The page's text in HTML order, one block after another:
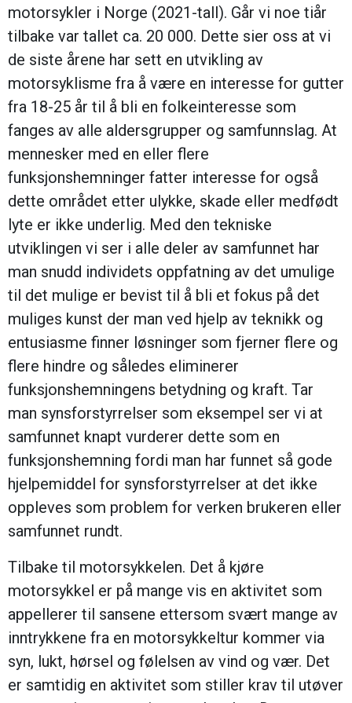
motorsykler i Norge (2021-tall). Går vi noe tiår
tilbake var tallet ca. 20 000. Dette sier oss at vi
de siste årene har sett en utvikling av
motorsyklisme fra å være en interesse for gutter
fra 18-25 år til å bli en folkeinteresse som
fanges av alle aldersgrupper og samfunnslag. At
mennesker med en eller flere
funksjonshemninger fatter interesse for også
dette området etter ulykke, skade eller medfødt
lyte er ikke underlig. Med den tekniske
utviklingen vi ser i alle deler av samfunnet har
man snudd individets oppfatning av det umulige
til det mulige er bevist til å bli et fokus på det
muliges kunst der man ved hjelp av teknikk og
entusiasme finner løsninger som fjerner flere og
flere hindre og således eliminerer
funksjonshemningens betydning og kraft. Tar
man synsforstyrrelser som eksempel ser vi at
samfunnet knapt vurderer dette som en
funksjonshemning fordi man har funnet så gode
hjelpemiddel for synsforstyrrelser at det ikke
oppleves som problem for verken brukeren eller
samfunnet rundt.
Tilbake til motorsykkelen. Det å kjøre
motorsykkel er på mange vis en aktivitet som
appellerer til sansene ettersom svært mange av
inntrykkene fra en motorsykkeltur kommer via
syn, lukt, hørsel og følelsen av vind og vær. Det
er samtidig en aktivitet som stiller krav til utøver